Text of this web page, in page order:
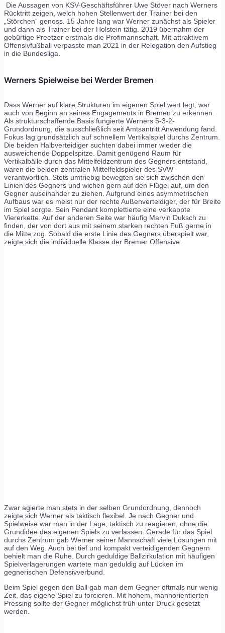
Die Aussagen von KSV-Geschäftsführer Uwe Stöver nach Werners
Rücktritt zeigen, welch hohen Stellenwert der Trainer bei den
„Störchen“ genoss. 15 Jahre lang war Werner zunächst als Spieler
und dann als Trainer bei der Holstein tätig. 2019 übernahm der
gebürtige Preetzer erstmals die Profimannschaft. Mit attraktivem
Offensivfußball verpasste man 2021 in der Relegation den Aufstieg
in die Bundesliga.
Werners Spielweise bei Werder Bremen
Dass Werner auf klare Strukturen im eigenen Spiel wert legt, war
auch von Beginn an seines Engagements in Bremen zu erkennen.
Als strukturschaffende Basis fungierte Werners 5-3-2-
Grundordnung, die ausschließlich seit Amtsantritt Anwendung fand.
Fokus lag grundsätzlich auf schnellem Vertikalspiel durchs Zentrum.
Die beiden Halbverteidiger suchten dabei immer wieder die
ausweichende Doppelspitze. Damit genügend Raum für
Vertikalbälle durch das Mittelfeldzentrum des Gegners entstand,
waren die beiden zentralen Mittelfeldspieler des SVW
verantwortlich. Stets umtriebig bewegten sie sich zwischen den
Linien des Gegners und wichen gern auf den Flügel auf, um den
Gegner auseinander zu ziehen. Aufgrund eines asymmetrischen
Aufbaus war es meist nur der rechte Außenverteidiger, der für Breite
im Spiel sorgte. Sein Pendant komplettierte eine verkappte
Viererkette. Auf der anderen Seite war häufig Marvin Duksch zu
finden, der von dort aus mit seinem starken rechten Fuß gerne in
die Mitte zog. Sobald die erste Linie des Gegners überspielt war,
zeigte sich die individuelle Klasse der Bremer Offensive.
Zwar agierte man stets in der selben Grundordnung, dennoch
zeigte sich Werner als taktisch flexibel. Je nach Gegner und
Spielweise war man in der Lage, taktisch zu reagieren, ohne die
Grundidee des eigenen Spiels zu verlassen. Gerade für das Spiel
durchs Zentrum gab Werner seiner Mannschaft viele Lösungen mit
auf den Weg. Auch bei tief und kompakt verteidigenden Gegnern
behielt man die Ruhe. Durch geduldige Ballzirkulation mit häufigen
Spielverlagerungen wartete man geduldig auf Lücken im
gegnerischen Defensivverbund.
Beim Spiel gegen den Ball gab man dem Gegner oftmals nur wenig
Zeit, das eigene Spiel zu forcieren. Mit hohem, mannorientierten
Pressing sollte der Gegner möglichst früh unter Druck gesetzt
werden.